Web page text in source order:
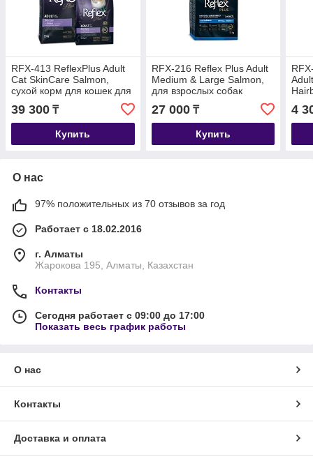
RFX-413 ReflexPlus Adult
Cat SkinCare Salmon,
сухой корм для кошек для
здоровой кожи с
лососем,уп.15кг
39 300 ₸
Купить
RFX-216 Reflex Plus Adult
Medium & Large Salmon,
для взрослых собак
средних и крупных пород
с лососем, уп.12кг
27 000₸
Купить
4
О нас
97% положительных из 70 отзывов за год
Работает с 18.02.2016
г. Алматы
Жарокова 195, Алматы, Казахстан
Контакты
Сегодня работает с 09:00 до 17:00
Показать весь график работы
О нас
Контакты
Доставка и оплата